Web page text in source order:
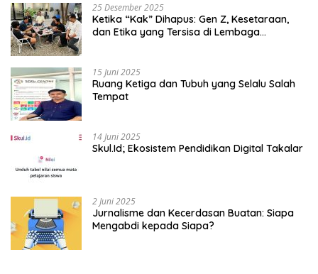
25 Desember 2025
Ketika “Kak” Dihapus: Gen Z, Kesetaraan,
dan Etika yang Tersisa di Lembaga
15 Juni 2025
Ruang Ketiga dan Tubuh yang Selalu Salah
Tempat
14 Juni 2025
Skul.Id; Ekosistem Pendidikan Digital Takalar
2 Juni 2025
Jurnalisme dan Kecerdasan Buatan: Siapa
Mengabdi kepada Siapa?